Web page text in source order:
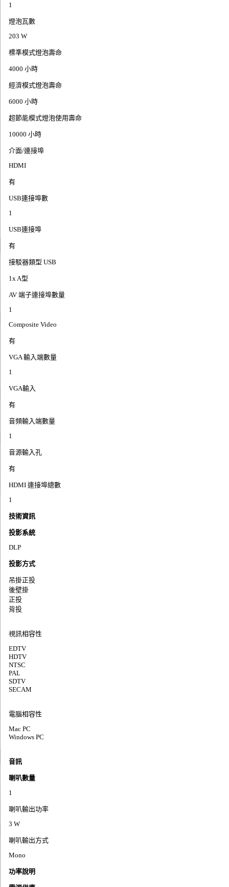
1
燈泡瓦數
203 W
標準模式燈泡壽命
4000 小時
經濟模式燈泡壽命
6000 小時
超節能模式燈泡使用壽命
10000 小時
介面/連接埠
HDMI
有
USB連接埠數
1
USB連接埠
有
接駁器類型 USB
1x A型
AV 端子連接埠數量
1
Composite Video
有
VGA 輸入端數量
1
VGA輸入
有
音頻輸入端數量
1
音源輸入孔
有
HDMI 連接埠總數
1
技術資訊
投影系統
DLP
投影方式
吊掛正投
後壁掛
正投
背投
視訊相容性
EDTV
HDTV
NTSC
PAL
SDTV
SECAM
電腦相容性
Mac PC
Windows PC
音訊
喇叭數量
1
喇叭輸出功率
3 W
喇叭輸出方式
Mono
功率說明